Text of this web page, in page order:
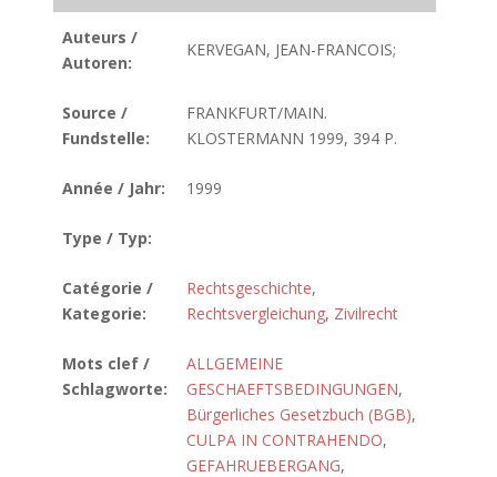
Auteurs /
Autoren:
KERVEGAN, JEAN-FRANCOIS;
Source /
Fundstelle:
FRANKFURT/MAIN.
KLOSTERMANN 1999, 394 P.
Année / Jahr: 1999
Type / Typ:
Catégorie /
Kategorie:
Rechtsgeschichte,
Rechtsvergleichung, Zivilrecht
Mots clef /
Schlagworte:
ALLGEMEINE
GESCHAEFTSBEDINGUNGEN,
Bürgerliches Gesetzbuch (BGB),
CULPA IN CONTRAHENDO,
GEFAHRUEBERGANG,